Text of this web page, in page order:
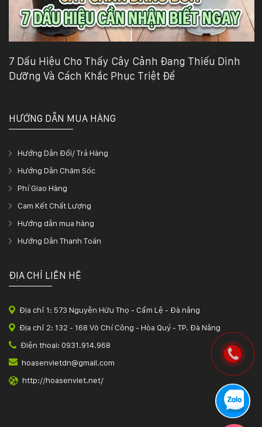
7 Dấu Hiệu Cho Thấy Cây Cảnh Đang Thiếu Dinh
Dưỡng Và Cách Khắc Phục Triệt Để
HƯỚNG DẪN MUA HÀNG
Hướng Dẫn Đổi/ Trả Hàng
Hướng Dẫn Chăm Sóc
Phí Giao Hàng
Cam Kết Chất Lượng
Hướng dẫn mua hàng
Hướng Dẫn Thanh Toán
ĐỊA CHỈ LIÊN HỆ
Địa chỉ 1: 573 Nguyễn Hữu Thọ - Cẩm Lệ - Đà nẵng
Địa chỉ 2: 132 - 168 Võ Chí Công - Hòa Quý - TP. Đà Nẵng
Điện thoại: 0931.914.968
hoasenvietdn@gmail.com
http://hoasenviet.net/